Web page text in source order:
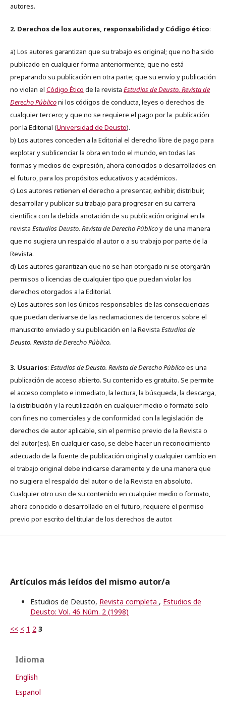
autores.
2. Derechos de los autores, responsabilidad y Código ético:
a) Los autores garantizan que su trabajo es original; que no ha sido
publicado en cualquier forma anteriormente; que no está
preparando su publicación en otra parte; que su envío y publicación
no violan el Código Ético de la revista Estudios de Deusto. Revista de
Derecho Públiconi los códigos de conducta, leyes o derechos de
cualquier tercero; y que no se requiere el pago por la publicación
por la Editorial (Universidad de Deusto).
b) Los autores conceden a la Editorial el derecho libre de pago para
explotar y sublicenciar la obra en todo el mundo, en todas las
formas y medios de expresión, ahora conocidos o desarrollados en
el futuro, para los propósitos educativos y académicos.
c) Los autores retienen el derecho a presentar, exhibir, distribuir,
desarrollar y publicar su trabajo para progresar en su carrera
científica con la debida anotación de su publicación original en la
revista Estudios Deusto. Revista de Derecho Públicoy de una manera
que no sugiera un respaldo al autor o a su trabajo por parte de la
Revista.
d) Los autores garantizan que no se han otorgado ni se otorgarán
permisos o licencias de cualquier tipo que puedan violar los
derechos otorgados a la Editorial.
e) Los autores son los únicos responsables de las consecuencias
que puedan derivarse de las reclamaciones de terceros sobre el
manuscrito enviado y su publicación en la Revista Estudios de
Deusto. Revista de Derecho Público.
3. Usuarios: Estudios de Deusto. Revista de Derecho Públicoes una
publicación de acceso abierto. Su contenido es gratuito. Se permite
el acceso completo e inmediato, la lectura, la búsqueda, la descarga,
la distribución y la reutilización en cualquier medio o formato solo
con fines no comerciales y de conformidad con la legislación de
derechos de autor aplicable, sin el permiso previo de la Revista o
del autor(es). En cualquier caso, se debe hacer un reconocimiento
adecuado de la fuente de publicación original y cualquier cambio en
el trabajo original debe indicarse claramente y de una manera que
no sugiera el respaldo del autor o de la Revista en absoluto.
Cualquier otro uso de su contenido en cualquier medio o formato,
ahora conocido o desarrollado en el futuro, requiere el permiso
previo por escrito del titular de los derechos de autor.
Artículos más leídos del mismo autor/a
Estudios de Deusto, Revista completa , Estudios de
Deusto: Vol. 46 Núm. 2 (1998)
<< < 1 2 3
Idioma
English
Español